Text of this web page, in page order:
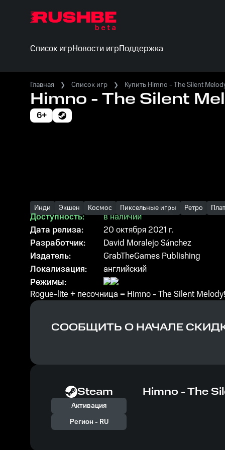
Список игрНовости игрПоддержка
Главная Список игр Купить Himno - The Silent
Himno - The Silent
6+
Инди Экшен Космос Пиксельные игры Ретро
Доступность:
в наличии
Дата релиза:
20 октября 2021 г.
Разработчик:
David Moralejo Sánchez
Издатель:
GrabTheGames Publishing
Локализация:
английский
Режимы:
Rogue-lite + песочница = Himno - The Silent Melody!
СООБЩИТЬ О НАЧАЛЕ
Steam
Активация
Регион - RU
Himno - The